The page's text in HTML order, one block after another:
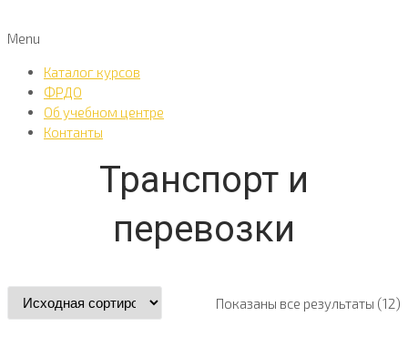
Menu
Каталог курсов
ФРДО
Об учебном центре
Контанты
Транспорт и
перевозки
Показаны все результаты (12)